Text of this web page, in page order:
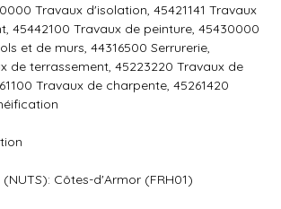
Travaux d'isolation, 45421141 Travaux
45442100 Travaux de peinture, 45430000
et de murs, 44316500 Serrurerie,
de terrassement, 45223220 Travaux de
Travaux de charpente, 45261420
Côtes-d'Armor (FRH01)